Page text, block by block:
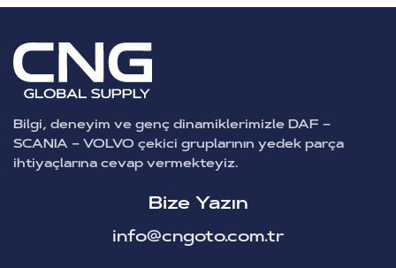
Bilgi, deneyim ve genç dinamiklerimizle DAF –
SCANIA – VOLVO çekici gruplarının yedek parça
ihtiyaçlarına cevap vermekteyiz.
Bize Yazın
info@cngoto.com.tr